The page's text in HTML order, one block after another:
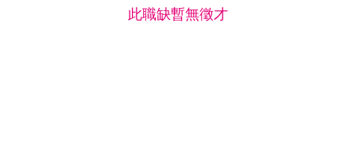
此職缺暫無徵才